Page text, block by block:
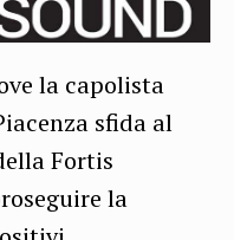
la capolista
sfida al
Fortis
la